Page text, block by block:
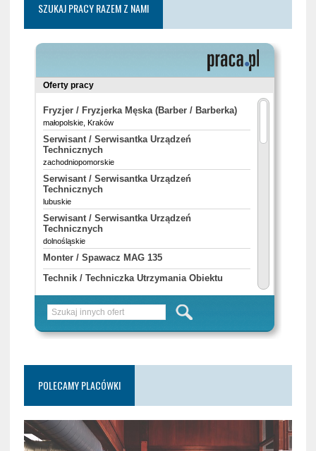
SZUKAJ PRACY RAZEM Z NAMI
POLECAMY PLACÓWKI